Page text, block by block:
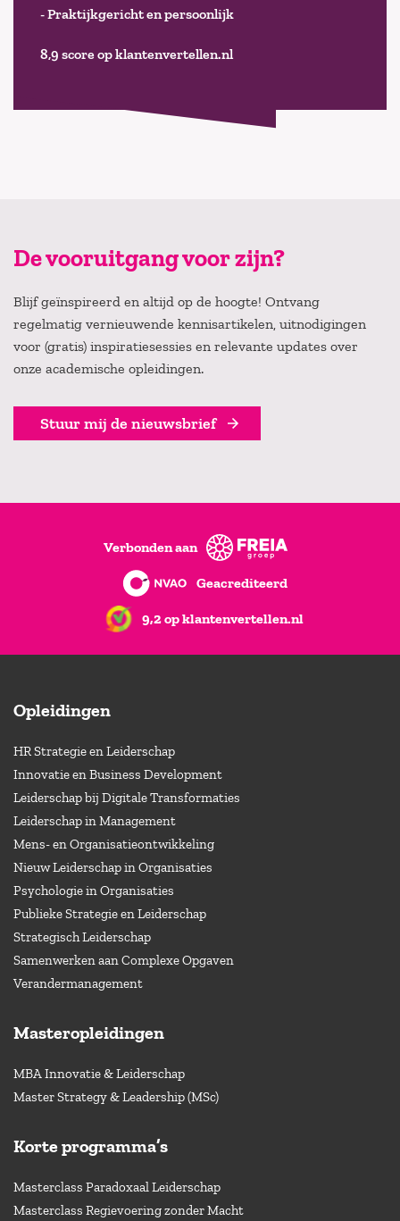
- Praktijkgericht en persoonlijk
8,9 score op klantenvertellen.nl
De vooruitgang voor zijn?
Blijf geïnspireerd en altijd op de hoogte! Ontvang
regelmatig vernieuwende kennisartikelen, uitnodigingen
voor (gratis) inspiratiesessies en relevante updates over
onze academische opleidingen.
Stuur mij de nieuwsbrief
Verbonden aan
Geacrediteerd
9,2 op klantenvertellen.nl
Opleidingen
HR Strategie en Leiderschap
Innovatie en Business Development
Leiderschap bij Digitale Transformaties
Leiderschap in Management
Mens- en Organisatieontwikkeling
Nieuw Leiderschap in Organisaties
Psychologie in Organisaties
Publieke Strategie en Leiderschap
Strategisch Leiderschap
Samenwerken aan Complexe Opgaven
Verandermanagement
Masteropleidingen
MBA Innovatie & Leiderschap
Master Strategy & Leadership (MSc)
Korte programma’s
Masterclass Paradoxaal Leiderschap
Masterclass Regievoering zonder Macht